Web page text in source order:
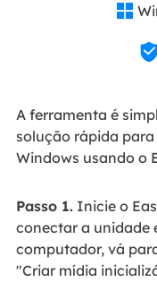


A ferramenta é
solução rápida
Windows usando o
Passo 1.Inicie o
conectar a unidade
computador, vá
"Criar mídia